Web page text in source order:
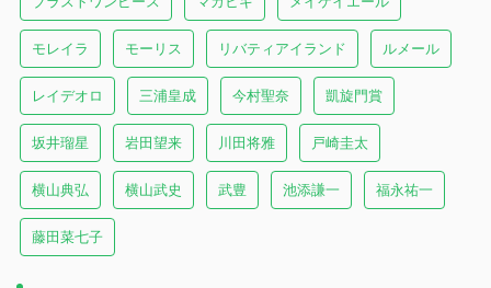
モレイラ モーリス リバティアイランド ルメール
レイデオロ 三浦皇成 今村聖奈 凱旋門賞
坂井瑠星 岩田望来 川田将雅 戸崎圭太
横山典弘 横山武史 武豊 池添謙一 福永祐一
藤田菜七子